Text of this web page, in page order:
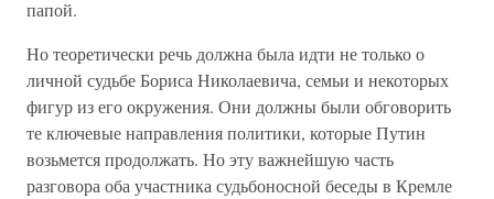
папой.
Но теоретически речь должна была идти не только о
личной судьбе Бориса Николаевича, семьи и некоторых
фигур из его окружения. Они должны были обговорить
те ключевые направления политики, которые Путин
возьмется продолжать. Но эту важнейшую часть
разговора оба участника судьбоносной беседы в Кремле